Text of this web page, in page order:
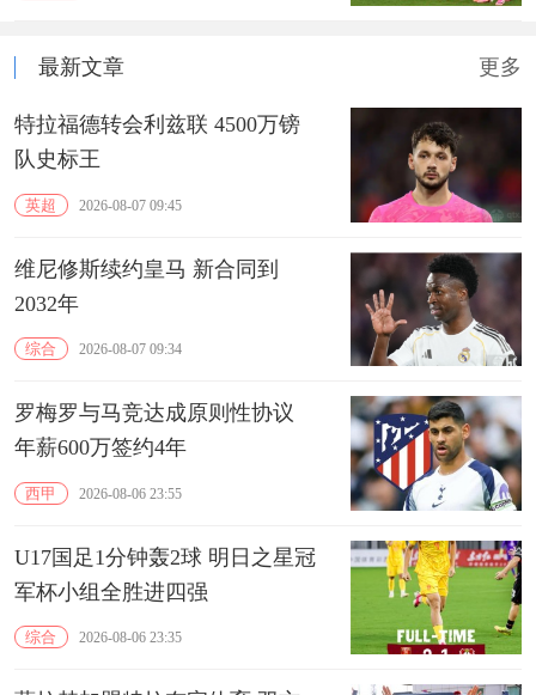
最新文章 更多
特拉福德转会利兹联 4500万镑
队史标王
英超 2026-08-07 09:45
维尼修斯续约皇马 新合同到
2032年
综合 2026-08-07 09:34
罗梅罗与马竞达成原则性协议
年薪600万签约4年
西甲 2026-08-06 23:55
U17国足1分钟轰2球 明日之星冠
军杯小组全胜进四强
综合 2026-08-06 23:35